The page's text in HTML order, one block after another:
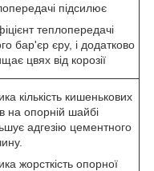
підсилює
теплопередачі
бар'єр єру, і додатково
цвях від корозії
кількість кишенькових
на опорній шайбі
адгезію цементного
жорсткість опорної